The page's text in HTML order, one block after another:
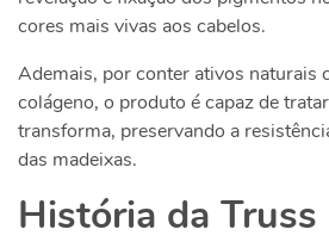
cores mais vivas aos cabelos.
Ademais, por conter ativos naturais
colágeno, o produto é capaz de
transforma, preservando a
das madeixas.
História da Truss